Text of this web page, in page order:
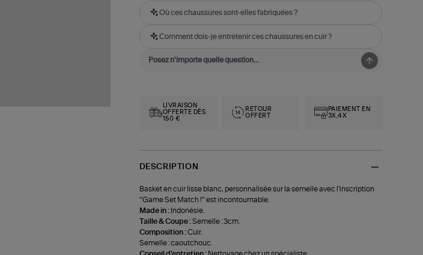
Où ces chaussures sont-elles fabriquées ?
Comment dois-je entretenir ces chaussures en cuir ?
LIVRAISON
OFFERTE DÈS
150 €
RETOUR
OFFERT
PAIEMENT EN
3X,4X
DESCRIPTION
Basket en cuir lisse blanc, personnalisée sur la semelle avec l'inscription
"Game Set Match !" est incontournable.
Made in : Indonésie.
Taille & Coupe :Semelle : 3cm.
Composition :Cuir.
Semelle : caoutchouc.
Conseil d'entretien : Nettoyage chez un spécialiste.